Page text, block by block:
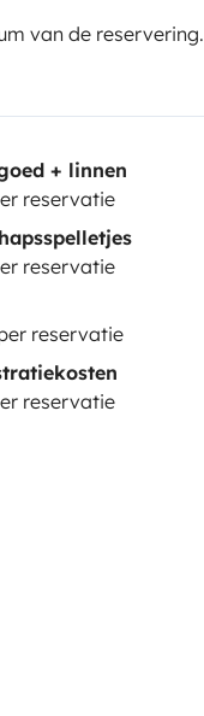
van de reservering.
+ linnen
reservatie
reservatie
reservatie
reservatie